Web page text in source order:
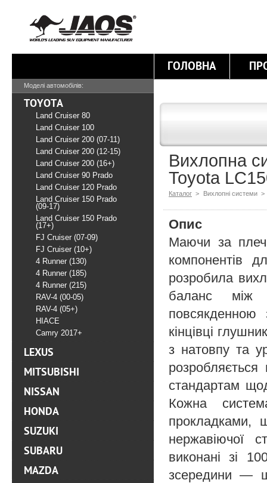
ГОЛОВНА
Вихлопна
Toyota
Каталог > Вихлопні системи >
Опис
Маючи за
компонентів
розробила
баланс між
повсякденною
кінцівці
з натовпу та
розробляється
стандартам
Кожна
прокладками,
нержавіючої
виконані зі
зсередини —
Моделі автомобілів:
TOYOTA
Land Cruiser 80
Land Cruiser 100
Land Cruiser 200 (07-11)
Land Cruiser 200 (12-15)
Land Cruiser 200 (16+)
Land Cruiser 90 Prado
Land Cruiser 120 Prado
Land Cruiser 150 Prado
(09-17)
Land Cruiser 150 Prado
(17+)
FJ Cruiser (07-09)
FJ Cruiser (10+)
4 Runner (130)
4 Runner (185)
4 Runner (215)
RAV-4 (00-05)
RAV-4 (05+)
HIACE
Camry 2017+
LEXUS
MITSUBISHI
NISSAN
HONDA
SUZUKI
SUBARU
MAZDA